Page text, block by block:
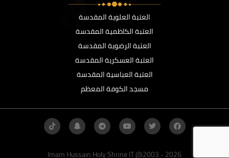
العتبة العلوية المقدسة
العتبة الكاظمية المقدسة
العتبة الرضوية المقدسة
العتبة العسكرية المقدسة
العتبة العباسية المقدسة
مسجد الكوفة المعظم
Imam Hussain Holy Shrine IT @2003 - 2026